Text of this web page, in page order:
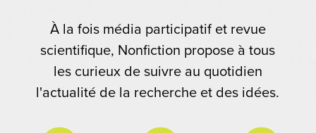
À la fois média participatif et revue
scientifique, Nonfiction propose à tous
les curieux de suivre au quotidien
l'actualité de la recherche et des idées.